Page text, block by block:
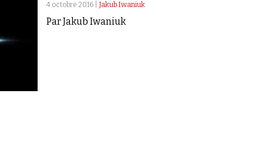
4 octobre 2016 | Jakub Iwaniuk
Par Jakub Iwaniuk